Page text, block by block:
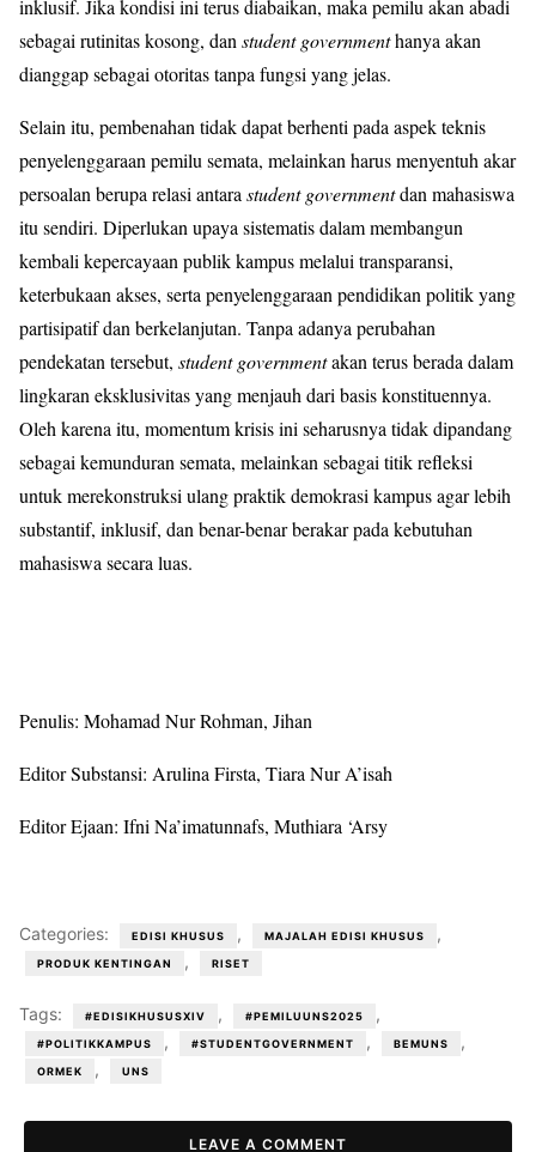
inklusif. Jika kondisi ini terus diabaikan, maka pemilu akan abadi
sebagai rutinitas kosong, dan student governmenthanya akan
dianggap sebagai otoritas tanpa fungsi yang jelas.
Selain itu, pembenahan tidak dapat berhenti pada aspek teknis
penyelenggaraan pemilu semata, melainkan harus menyentuh akar
persoalan berupa relasi antara student governmentdan mahasiswa
itu sendiri. Diperlukan upaya sistematis dalam membangun
kembali kepercayaan publik kampus melalui transparansi,
keterbukaan akses, serta penyelenggaraan pendidikan politik yang
partisipatif dan berkelanjutan. Tanpa adanya perubahan
pendekatan tersebut, student governmentakan terus berada dalam
lingkaran eksklusivitas yang menjauh dari basis konstituennya.
Oleh karena itu, momentum krisis ini seharusnya tidak dipandang
sebagai kemunduran semata, melainkan sebagai titik refleksi
untuk merekonstruksi ulang praktik demokrasi kampus agar lebih
substantif, inklusif, dan benar-benar berakar pada kebutuhan
mahasiswa secara luas.
Penulis: Mohamad Nur Rohman, Jihan
Editor Substansi: Arulina Firsta, Tiara Nur A’isah
Editor Ejaan: Ifni Na’imatunnafs, Muthiara ‘Arsy
Categories: EDISI KHUSUS , MAJALAH EDISI KHUSUS ,
PRODUK KENTINGAN , RISET
Tags: #EDISIKHUSUSXIV , #PEMILUUNS2025 ,
#POLITIKKAMPUS , #STUDENTGOVERNMENT , BEMUNS ,
ORMEK , UNS
LEAVE A COMMENT